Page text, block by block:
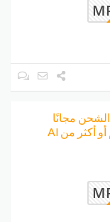
إيس 10% و الشحن مجانًا
عند التسوق بقيمة 99 درهم أو أكثر من Al